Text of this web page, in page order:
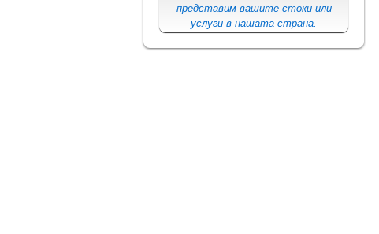
представим вашите стоки или
услуги в нашата страна.